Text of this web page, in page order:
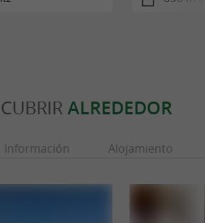
ALREDEDOR
Información Alojamiento